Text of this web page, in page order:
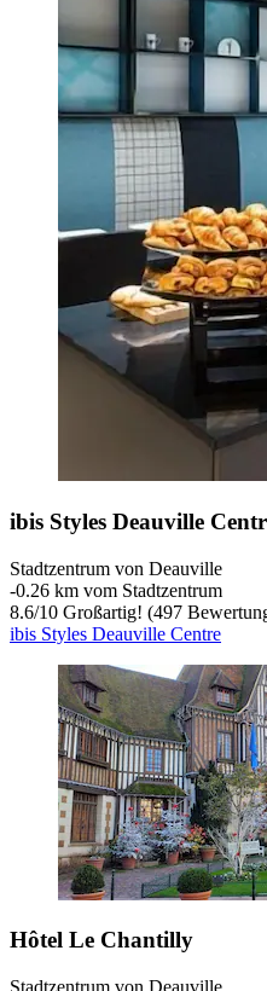
ibis Styles Deauville
Stadtzentrum von Deauville
‐0.26 km vom Stadtzentrum
8.6/10 Großartig! (497
ibis Styles Deauville Centre
Hôtel Le Chantilly
Stadtzentrum von Deauville